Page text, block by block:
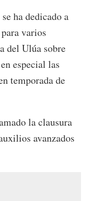
ha dedicado a
varios
del Ulúa sobre
especial las
temporada de
la clausura
avanzados